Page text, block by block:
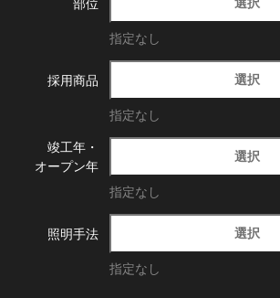
指定なし
採用商品 選択
指定なし
竣工年・
オープン年
選択
指定なし
照明手法 選択
指定なし